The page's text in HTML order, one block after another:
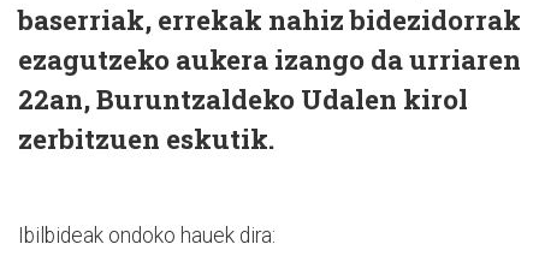
baserriak, errekak nahiz bidezidorrak
ezagutzeko aukera izango da urriaren
22an, Buruntzaldeko Udalen kirol
zerbitzuen eskutik.
Ibilbideak ondoko hauek dira: